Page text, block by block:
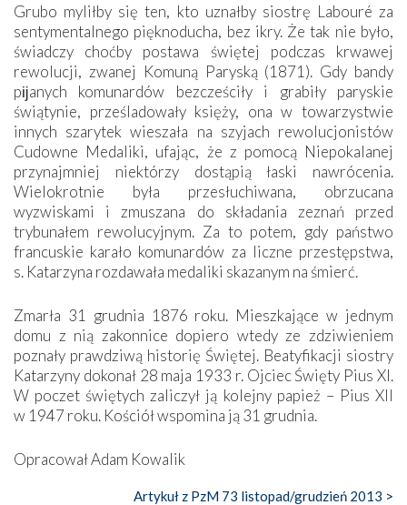
Grubo myliłby się ten, kto uznałby siostrę Labouré za
sentymentalnego pięknoducha, bez ikry. Że tak nie było,
świadczy choćby postawa świętej podczas krwawej
rewolucji, zwanej Komuną Paryską (1871). Gdy bandy
pĳanych komunardów bezcześciły i grabiły paryskie
świątynie, prześladowały księży, ona w towarzystwie
innych szarytek wieszała na szyjach rewolucjonistów
Cudowne Medaliki, ufając, że z pomocą Niepokalanej
przynajmniej niektórzy dostąpią łaski nawrócenia.
Wielokrotnie była przesłuchiwana, obrzucana
wyzwiskami i zmuszana do składania zeznań przed
trybunałem rewolucyjnym. Za to potem, gdy państwo
francuskie karało komunardów za liczne przestępstwa,
s. Katarzyna rozdawała medaliki skazanym na śmierć.
Zmarła 31 grudnia 1876 roku. Mieszkające w jednym
domu z nią zakonnice dopiero wtedy ze zdziwieniem
poznały prawdziwą historię Świętej. Beatyfikacji siostry
Katarzyny dokonał 28 maja 1933 r. Ojciec Święty Pius XI.
W poczet świętych zaliczył ją kolejny papież – Pius XII
w 1947 roku. Kościół wspomina ją 31 grudnia.
Opracował Adam Kowalik
Artykuł z PzM 73 listopad/grudzień 2013 >